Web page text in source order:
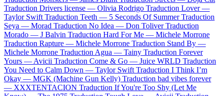
Traduction Drivers license — Olivia Rodrigo Traduction Lover —
Taylor Swift Traduction Teeth — 5 Seconds Of Summer Traduction
Seya — Morad Traduction No Idea — Don Toliver Traduction
Morado — J Balvin Traduction Hard For Me — Michele Morrone
Traduction Rapture — Michele Morrone Traduction Stand By —
Michele Morrone Traduction Agua — Tainy Traduction Forever
Yours — Avicii Traduction Come & Go — Juice WRLD Traduction
You Need to Calm Down — Taylor Swift Traduction I Think I’m
Okay — MGK (Machine Gun Kelly) Traduction bad vibes forever
— XXXTENTACION Traduction If You're Too Shy (Let Me